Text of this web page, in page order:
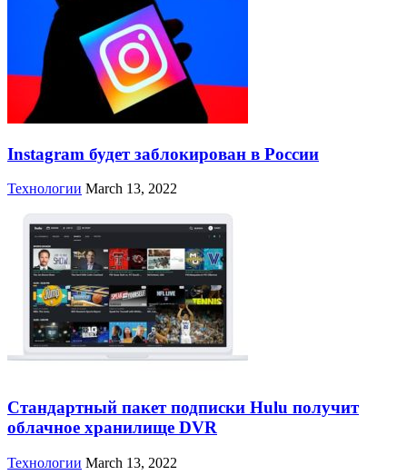
Instagram будет заблокирован в России
Технологии March 13, 2022
Стандартный пакет подписки Hulu получит
облачное хранилище DVR
Технологии March 13, 2022